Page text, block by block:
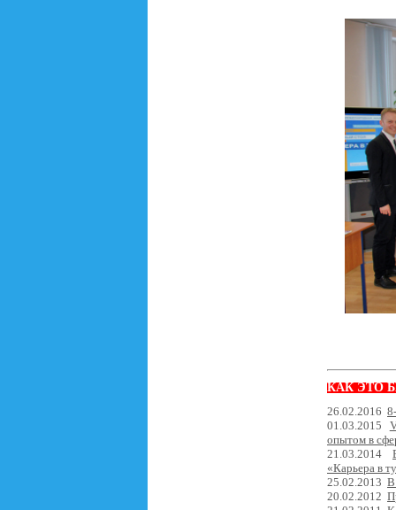
КАК ЭТО
26.02.2016
01.03.2015
опытом в
21.03.2014
«Карьера в
25.02.2013 В
20.02.2012